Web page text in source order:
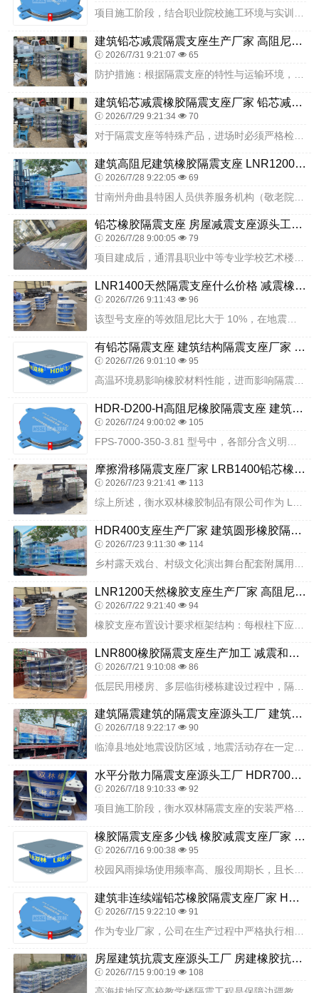
项目施工阶段，结合职业院校施工环境与实训生活用房建筑特点，做好隔震支座安装质量控制。施工前，对基础顶面进行简单找平、清洁与放线，保证支座安装位置准确；支座吊装就...
建筑铅芯减震隔震支座生产厂家 高阻尼支座多少钱 建筑支座厂家电话
2026/7/31 9:21:07 65
建筑铅芯减震橡胶隔震支座厂家 铅芯减震橡胶隔震支座 橡胶隔震支座生产源头工厂
2026/7/29 9:21:34 70
建筑高阻尼建筑橡胶隔震支座 LNR1200天然橡胶隔震支座源头工厂 建筑抗震固定支座厂家
2026/7/28 9:22:05 69
铅芯橡胶隔震支座 房屋减震支座源头工厂 LRB1500隔震支座厂家
2026/7/28 9:00:05 79
项目建成后，通渭县职业中等专业学校艺术楼成为区域职业教育特色建筑抗震安全的标准工程。科学的隔震设计与衡水双林优质隔震支座相结合，让艺术楼抗震能力大幅提升，为艺术...
LNR1400天然隔震支座什么价格 减震橡胶支座厂商 隔震建筑橡胶隔震支座多少钱
2026/7/26 9:11:43 96
有铅芯隔震支座 建筑结构隔震支座厂家 HDR900橡胶隔震支座生产厂家
2026/7/26 9:01:10 95
HDR-D200-H高阻尼橡胶隔震支座 建筑抗震支座LNR700源头工厂 建筑预制高阻尼橡胶隔震支座
2026/7/24 9:00:02 105
摩擦滑移隔震支座厂家 LRB1400铅芯橡胶隔震支座生产厂家 HDR600高阻尼建筑隔震支座
2026/7/23 9:21:41 113
综上所述，衡水双林橡胶制品有限公司作为 LRB1100-220 铅芯隔震支座的专业生产厂家，凭借其优质的产品、完善的服务和合理的价格，值得客户信赖和选择。该公司...
HDR400支座生产厂家 建筑圆形橡胶隔震支座生产厂家 LNR1500天然橡胶支座厂家电话
2026/7/23 9:11:30 114
LNR1200天然橡胶支座生产厂家 高阻尼隔震支座支座厂家 超高阻尼隔震橡胶支座生产厂家
2026/7/22 9:21:40 94
LNR800橡胶隔震支座生产加工 减震和抗震支座源头工厂 LRB800铅芯橡胶隔震支座
2026/7/21 9:10:08 86
建筑隔震建筑的隔震支座源头工厂 建筑矩形铅芯橡胶隔震支座 建筑楼体隔震支座生产厂家
2026/7/18 9:22:17 90
临漳县地处地震设防区域，地震活动存在一定潜在风险，乡村中学作为人员密集的重点设防类建筑，抗震安全不容忽视。《建设工程抗震管理条例》明确规定，高烈度设防地区、地震...
水平分散力隔震支座源头工厂 HDR700高阻尼橡胶支座生产厂家 建筑橡胶隔震支座商家源头工厂
2026/7/18 9:10:33 92
橡胶隔震支座多少钱 橡胶减震支座厂家 楼梯抗震支座源头工厂
2026/7/16 9:00:38 95
建筑非连续端铅芯橡胶隔震支座厂家 HDR高阻尼建筑隔震支座厂家 LRB800铅芯橡胶隔震支座什么价格
2026/7/15 9:22:10 91
房屋建筑抗震支座源头工厂 房建橡胶抗震支座厂家电话 铅芯隔震橡胶隔震支座生产厂家
2026/7/15 9:00:19 108